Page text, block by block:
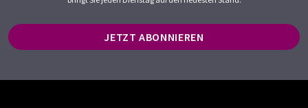
JETZT ABONNIEREN